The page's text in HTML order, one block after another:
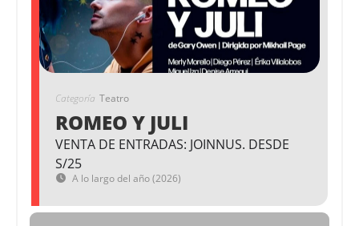
Categoría Teatro
ROMEO Y JULI
VENTA DE ENTRADAS: JOINNUS. DESDE
S/25
A lo largo del año (2026)